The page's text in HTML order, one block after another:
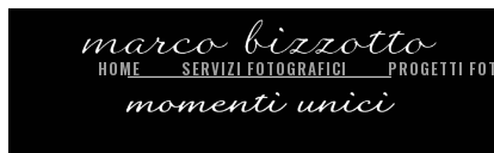
HOME SERVIZI FOTOGRAFICI PROGETTI